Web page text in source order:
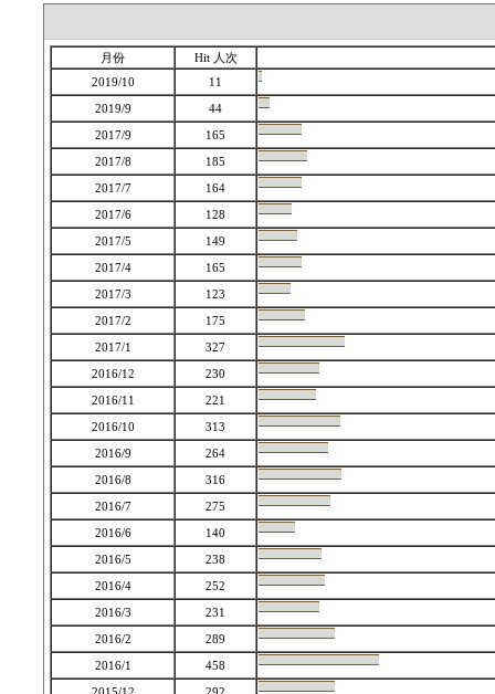
月份
Hit 人次
2019/10
11
2019/9
44
2017/9
165
2017/8
185
2017/7
164
2017/6
128
2017/5
149
2017/4
165
2017/3
123
2017/2
175
2017/1
327
2016/12
230
2016/11
221
2016/10
313
2016/9
264
2016/8
316
2016/7
275
2016/6
140
2016/5
238
2016/4
252
2016/3
231
2016/2
289
2016/1
458